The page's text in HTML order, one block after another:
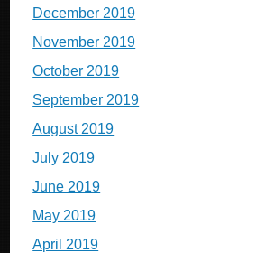
December 2019
November 2019
October 2019
September 2019
August 2019
July 2019
June 2019
May 2019
April 2019